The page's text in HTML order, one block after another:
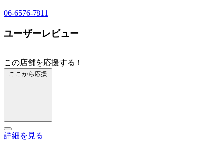
06-6576-7811
ユーザーレビュー
この店舗を応援する！
ここから応援
詳細を見る